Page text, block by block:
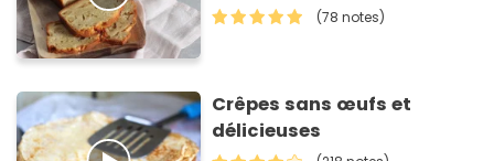
(78 notes)
Crêpes sans œufs et
délicieuses